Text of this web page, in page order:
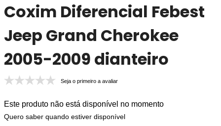
Coxim Diferencial Febest
Jeep Grand Cherokee
2005-2009 dianteiro
Seja o primeiro a avaliar
Este produto não está disponível no momento
Quero saber quando estiver disponível